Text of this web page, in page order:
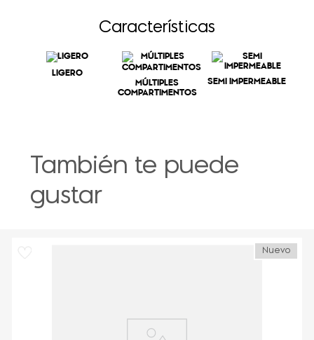
Características
LIGERO
MÚLTIPLES
COMPARTIMENTOS
SEMI IMPERMEABLE
También te puede
gustar
Nuevo